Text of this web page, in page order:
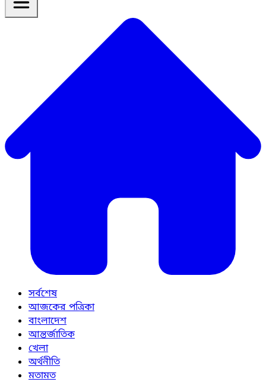
সর্বশেষ
আজকের পত্রিকা
বাংলাদেশ
আন্তর্জাতিক
খেলা
অর্থনীতি
মতামত